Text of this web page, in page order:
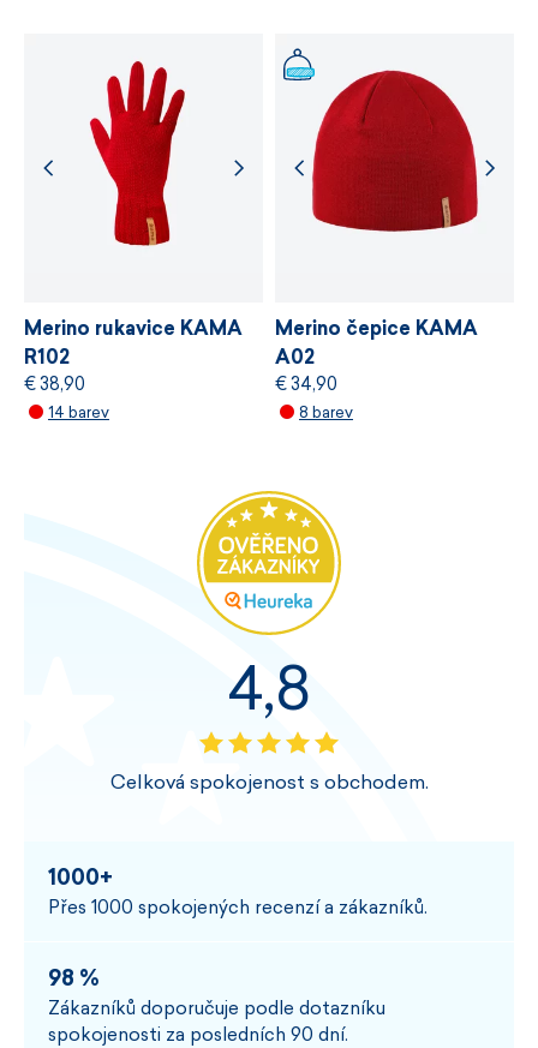
Vyrobeno v České republice.
Velikost dospělá UNI.
Merino rukavice KAMA
R102
€ 38,90
14 barev
Merino čepice KAMA
A02
€ 34,90
8 barev
4,8
Celková spokojenost s obchodem.
1000+
Přes 1000 spokojených recenzí a zákazníků.
98 %
Zákazníků doporučuje podle dotazníku
spokojenosti za posledních 90 dní.